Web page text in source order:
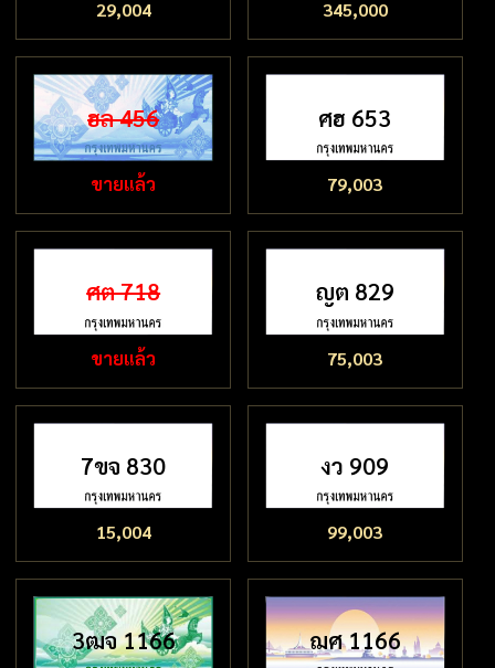
29,004 345,000
ฮล 456
ขายแล้ว
ศฮ 653
79,003
ศต 718
ขายแล้ว
ญต 829
75,003
7ขจ 830
15,004
งว 909
99,003
3ฒจ 1166 ฌศ 1166